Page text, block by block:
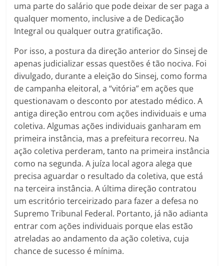
uma parte do salário que pode deixar de ser paga a
qualquer momento, inclusive a de Dedicação
Integral ou qualquer outra gratificação.
Por isso, a postura da direção anterior do Sinsej de
apenas judicializar essas questões é tão nociva. Foi
divulgado, durante a eleição do Sinsej, como forma
de campanha eleitoral, a “vitória” em ações que
questionavam o desconto por atestado médico. A
antiga direção entrou com ações individuais e uma
coletiva. Algumas ações individuais ganharam em
primeira instância, mas a prefeitura recorreu. Na
ação coletiva perderam, tanto na primeira instância
como na segunda. A juíza local agora alega que
precisa aguardar o resultado da coletiva, que está
na terceira instância. A última direção contratou
um escritório terceirizado para fazer a defesa no
Supremo Tribunal Federal. Portanto, já não adianta
entrar com ações individuais porque elas estão
atreladas ao andamento da ação coletiva, cuja
chance de sucesso é mínima.